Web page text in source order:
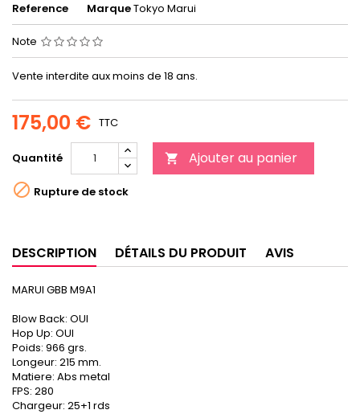
Reference MarqueTokyo Marui
Note
Vente interdite aux moins de 18 ans.
175,00 € TTC
Quantité  Ajouter au panier
 Rupture de stock
DESCRIPTION DÉTAILS DU PRODUIT AVIS
MARUI GBB M9A1
Blow Back: OUI
Hop Up: OUI
Poids: 966 grs.
Longeur: 215 mm.
Matiere: Abs metal
FPS: 280
Chargeur: 25+1 rds